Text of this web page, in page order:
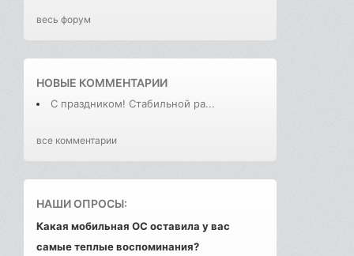
весь форум
НОВЫЕ КОММЕНТАРИИ
С праздником! Стабильной ра...
все комментарии
НАШИ ОПРОСЫ:
Какая мобильная ОС оставила у вас
самые теплые воспоминания?